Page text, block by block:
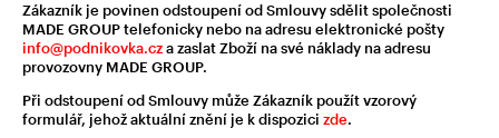
Zákazník je povinen odstoupení od Smlouvy sdělit společnosti
MADE GROUP telefonicky nebo na adresu elektronické pošty
info@podnikovka.cza zaslat Zboží na své náklady na adresu
provozovny MADE GROUP.
Při odstoupení od Smlouvy může Zákazník použít vzorový
formulář, jehož aktuální znění je k dispozici zde.